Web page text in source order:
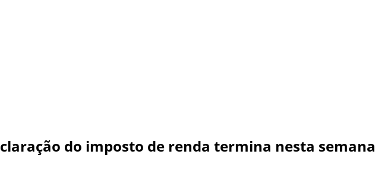
do imposto de renda termina nesta semana